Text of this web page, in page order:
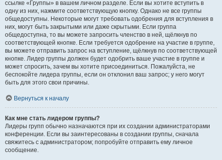
ссылке «Группы» в вашем личном разделе. Если вы хотите вступить в
одну из них, нажмите соответствующую кнопку. Однако не все группы
общедоступны. Некоторые могут требовать одобрения для вступления в
них, могут быть закрытыми или даже скрытыми. Если группа
общедоступна, то вы можете запросить членство в ней, щёлкнув по
соответствующей кнопке. Если требуется одобрение на участие в группе,
вы можете отправить запрос на вступление, щёлкнув по соответствующей
кнопке. Лидер группы должен будет одобрить ваше участие в группе и
может спросить, зачем вы хотите присоединиться. Пожалуйста, не
беспокойте лидера группы, если он отклонил ваш запрос; у него могут
быть для этого свои причины.
Вернуться к началу
Как мне стать лидером группы?
Лидеры групп обычно назначаются при их создании администраторами
конференции. Если вы заинтересованы в создании группы, сначала
свяжитесь с администратором; попробуйте отправить ему личное
сообщение.